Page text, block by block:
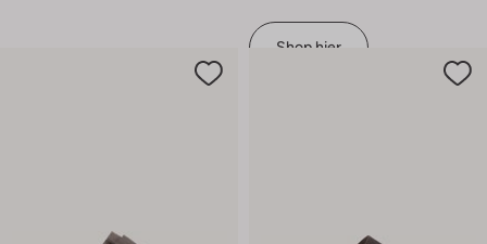
Shop hier